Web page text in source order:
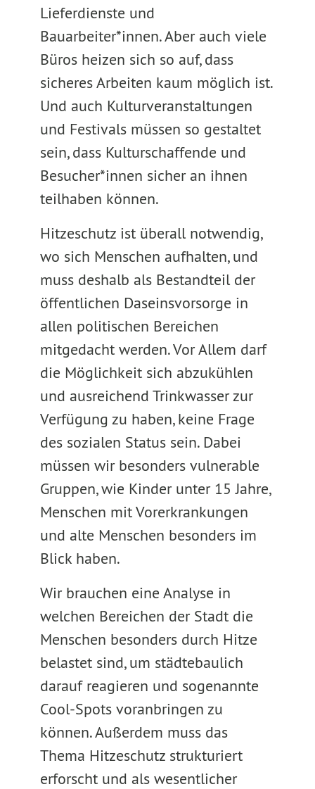
Lieferdienste und
Bauarbeiter*innen. Aber auch viele
Büros heizen sich so auf, dass
sicheres Arbeiten kaum möglich ist.
Und auch Kulturveranstaltungen
und Festivals müssen so gestaltet
sein, dass Kulturschaffende und
Besucher*innen sicher an ihnen
teilhaben können.
Hitzeschutz ist überall notwendig,
wo sich Menschen aufhalten, und
muss deshalb als Bestandteil der
öffentlichen Daseinsvorsorge in
allen politischen Bereichen
mitgedacht werden. Vor Allem darf
die Möglichkeit sich abzukühlen
und ausreichend Trinkwasser zur
Verfügung zu haben, keine Frage
des sozialen Status sein. Dabei
müssen wir besonders vulnerable
Gruppen, wie Kinder unter 15 Jahre,
Menschen mit Vorerkrankungen
und alte Menschen besonders im
Blick haben.
Wir brauchen eine Analyse in
welchen Bereichen der Stadt die
Menschen besonders durch Hitze
belastet sind, um städtebaulich
darauf reagieren und sogenannte
Cool-Spots voranbringen zu
können. Außerdem muss das
Thema Hitzeschutz strukturiert
erforscht und als wesentlicher